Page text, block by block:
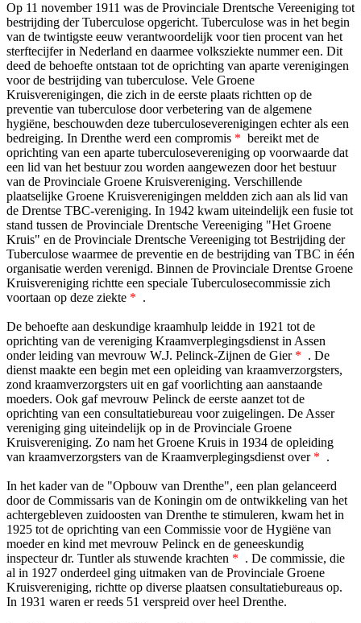
Op 11 november 1911 was de Provinciale Drentsche Vereeniging tot
bestrijding der Tuberculose opgericht. Tuberculose was in het begin
van de twintigste eeuw verantwoordelijk voor tien procent van het
sterftecijfer in Nederland en daarmee volksziekte nummer een. Dit
deed de behoefte ontstaan tot de oprichting van aparte verenigingen
voor de bestrijding van tuberculose. Vele Groene
Kruisverenigingen, die zich in de eerste plaats richtten op de
preventie van tuberculose door verbetering van de algemene
hygiëne, beschouwden deze tuberculoseverenigingen echter als een
bedreiging. In Drenthe werd een compromis * bereikt met de
oprichting van een aparte tuberculosevereniging op voorwaarde dat
een lid van het bestuur zou worden aangewezen door het bestuur
van de Provinciale Groene Kruisvereniging. Verschillende
plaatselijke Groene Kruisverenigingen meldden zich aan als lid van
de Drentse TBC-vereniging. In 1942 kwam uiteindelijk een fusie tot
stand tussen de Provinciale Drentsche Vereeniging "Het Groene
Kruis" en de Provinciale Drentsche Vereeniging tot Bestrijding der
Tuberculose waarmee de preventie en de bestrijding van TBC in één
organisatie werden verenigd. Binnen de Provinciale Drentse Groene
Kruisvereniging richtte een speciale Tuberculosecommissie zich
voortaan op deze ziekte * .
De behoefte aan deskundige kraamhulp leidde in 1921 tot de
oprichting van de vereniging Kraamverplegingsdienst in Assen
onder leiding van mevrouw W.J. Pelinck-Zijnen de Gier* . De
dienst maakte een begin met een opleiding van kraamverzorgsters,
zond kraamverzorgsters uit en gaf voorlichting aan aanstaande
moeders. Ook gaf mevrouw Pelinck de eerste aanzet tot de
oprichting van een consultatiebureau voor zuigelingen. De Asser
vereniging ging uiteindelijk op in de Provinciale Groene
Kruisvereniging. Zo nam het Groene Kruis in 1934 de opleiding
van kraamverzorgsters van de Kraamverplegingsdienst over* .
In het kader van de "Opbouw van Drenthe", een plan gelanceerd
door de Commissaris van de Koningin om de ontwikkeling van het
achtergebleven zuidoosten van Drenthe te stimuleren, kwam het in
1925 tot de oprichting van een Commissie voor de Hygiëne van
moeder en kind met mevrouw Pelinck en de geneeskundig
inspecteur dr. Tuntler als stuwende krachten * . De commissie, die
al in 1927 onderdeel ging uitmaken van de Provinciale Groene
Kruisvereniging, richtte op diverse plaatsen consultatiebureaus op.
In 1931 waren er reeds 51 verspreid over heel Drenthe.